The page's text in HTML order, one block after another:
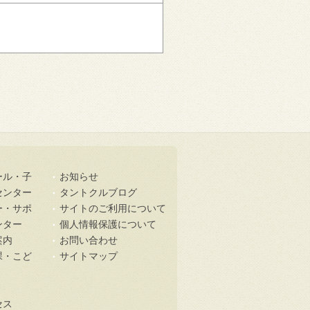
ル・子
ンター
・サポ
ター
内
・こど
お知らせ
タントクルブログ
サイトのご利用について
個人情報保護について
お問い合わせ
サイトマップ